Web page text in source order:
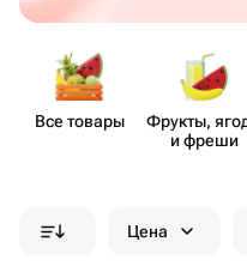
Все товары
Фрукты,
и фреши
Цена